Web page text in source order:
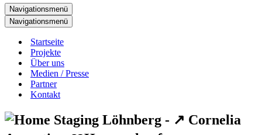
Navigationsmenü
Navigationsmenü
Startseite
Projekte
Über uns
Medien / Presse
Partner
Kontakt